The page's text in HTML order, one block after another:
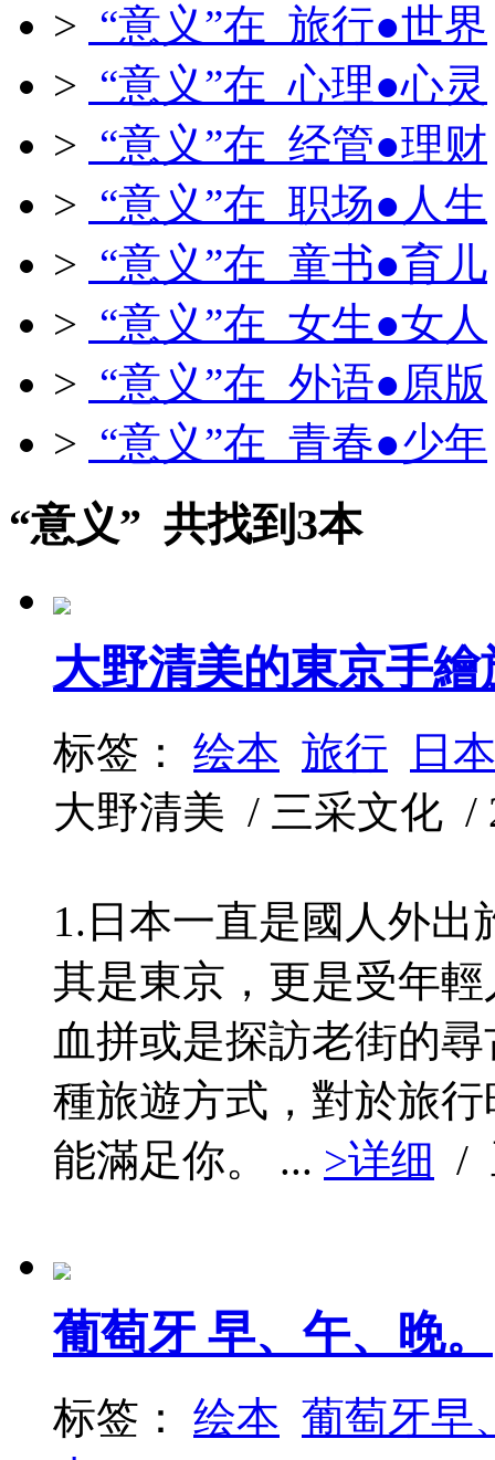
> “意义”在 旅行●世界
> “意义”在 心理●心灵
> “意义”在 经管●理财
> “意义”在 职场●人生
> “意义”在 童书●育儿
> “意义”在 女生●女人
> “意义”在 外语●原版
> “意义”在 青春●少年
“意义” 共找到3本
大野清美的東京手繪
标签： 绘本 旅行
日本
大野清美 / 三采文化 /
1.日本一直是國人外
其是東京，更是受年
血拼或是探訪老街的
種旅遊方式，對於旅
能滿足你。 ... >详细 /
葡萄牙 早、午、晚。
标签： 绘本 葡萄牙早